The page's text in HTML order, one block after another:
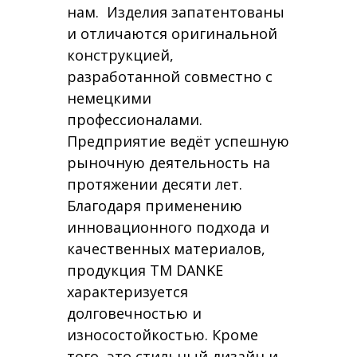
нам. Изделия запатентованы
и отличаются оригинальной
конструкцией,
разработанной совместно с
немецкими
профессионалами.
Предприятие ведёт успешную
рыночную деятельность на
протяжении десяти лет.
Благодаря применению
инновационного подхода и
качественных материалов,
продукция ТМ DANKE
характеризуется
долговечностью и
износостойкостью. Кроме